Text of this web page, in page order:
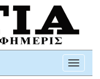
Toggle